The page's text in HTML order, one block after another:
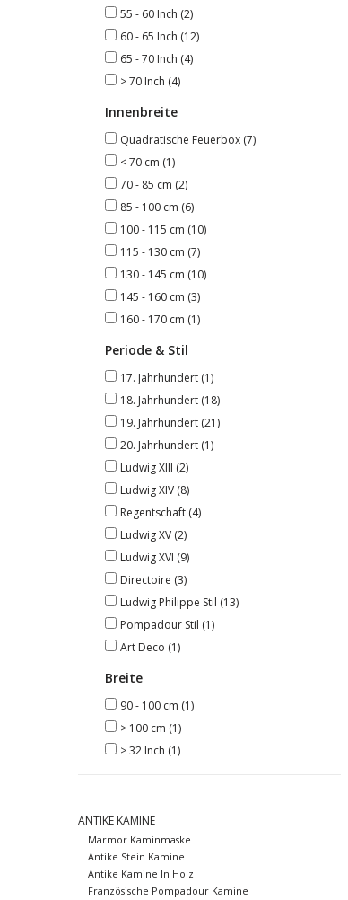
55 - 60 Inch (2)
60 - 65 Inch (12)
65 - 70 Inch (4)
> 70 Inch (4)
Innenbreite
Quadratische Feuerbox (7)
< 70 cm (1)
70 - 85 cm (2)
85 - 100 cm (6)
100 - 115 cm (10)
115 - 130 cm (7)
130 - 145 cm (10)
145 - 160 cm (3)
160 - 170 cm (1)
Periode & Stil
17. Jahrhundert (1)
18. Jahrhundert (18)
19. Jahrhundert (21)
20. Jahrhundert (1)
Ludwig XIII (2)
Ludwig XIV (8)
Regentschaft (4)
Ludwig XV (2)
Ludwig XVI (9)
Directoire (3)
Ludwig Philippe Stil (13)
Pompadour Stil (1)
Art Deco (1)
Breite
90 - 100 cm (1)
> 100 cm (1)
> 32 Inch (1)
ANTIKE KAMINE
Marmor Kaminmaske
Antike Stein Kamine
Antike Kamine In Holz
Französische Pompadour Kamine